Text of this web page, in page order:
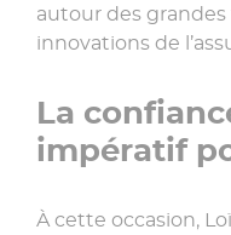
autour des
innovations de
La
impératif
À cette occasion,